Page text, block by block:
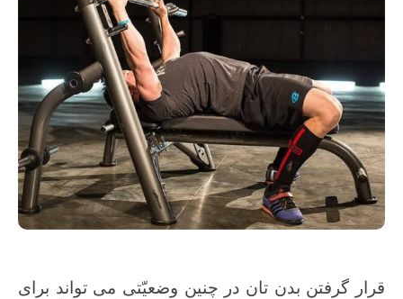
قرار گرفتن بدن تان در چنین وضعیّتی می تواند برای